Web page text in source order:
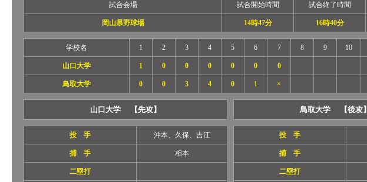
試合会場 試合開始時間 試合終了時間
岡山県野球場 14時47分 16時40分
学校名 1 2 3 4 5 6 7 8 9 10
山口大学 1 0 0 0 0 0 0
鳥取大学 0 0 3 4 0 1 ×
山口大学 【先攻】 鳥取大学 【後攻】
投 手 沖本、久保、吉江
捕 手 相本
二塁打
投 手
捕 手
二塁打